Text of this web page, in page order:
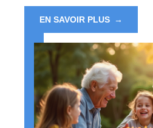
EN SAVOIR PLUS